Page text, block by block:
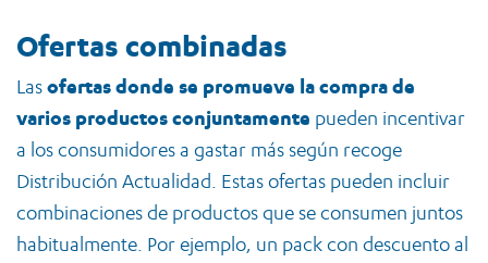
Ofertas combinadas
Lasofertas donde se promueve la compra de
varios productos conjuntamente pueden incentivar
a los consumidores a gastar más según recoge
Distribución Actualidad. Estas ofertas pueden incluir
combinaciones de productos que se consumen juntos
habitualmente. Por ejemplo, un pack con descuento al